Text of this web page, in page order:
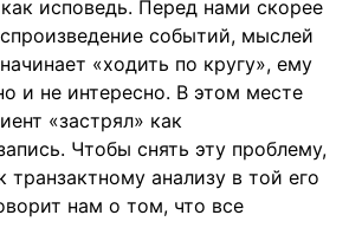
исповедь. Перед нами скорее
событий, мыслей
«ходить по кругу», ему
и не интересно. В этом месте
«застрял» как
Чтобы снять эту проблему,
анализу в той его
нам о том, что все